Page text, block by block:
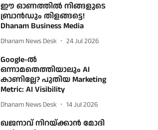
ഈ ഓണത്തിൽ നിങ്ങളുടെ
ബ്രാൻഡും തിളങ്ങട്ടെ!
Dhanam Business Media
Dhanam News Desk 24 Jul 2026
Google-ൽ
ഒന്നാമതെത്തിയാലും AI
കാണില്ലേ? പുതിയ Marketing
Metric: AI Visibility
Dhanam News Desk 14 Jul 2026
ഖജനാവ് നിറയ്ക്കാന്‍ മോദി